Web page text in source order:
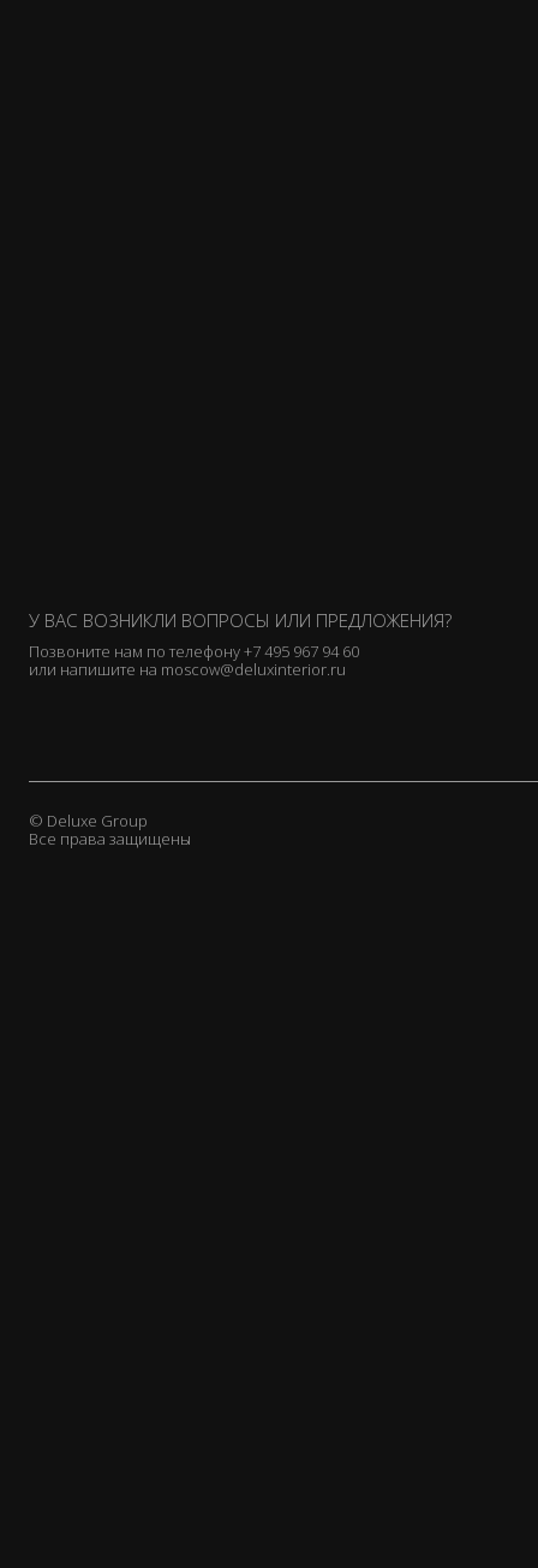
У ВАС ВОЗНИКЛИ ВОПРОСЫ ИЛИ ПРЕДЛОЖЕНИЯ?
Позвоните нам по телефону+7 495 967 94 60
или напишите на moscow@deluxinterior.ru
© Deluxe Group
Все права защищены